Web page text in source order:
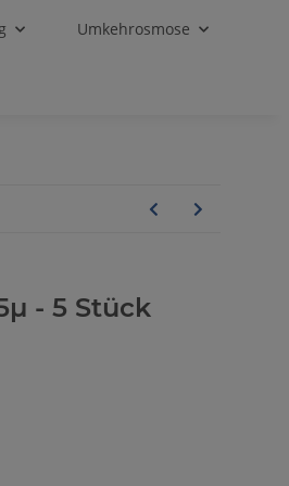
Umkehrosmose
- 5 Stück